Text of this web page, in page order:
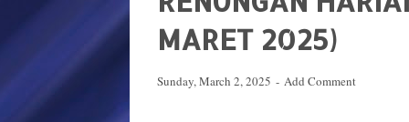
MARET 2025)
Sunday, March 2, 2025 Add Comment